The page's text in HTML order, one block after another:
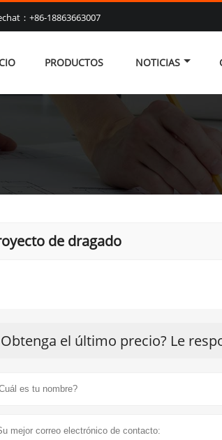
：+86-18863663007
PRODUCTOS NOTICIAS
de dragado
Obtenga el último precio? Le